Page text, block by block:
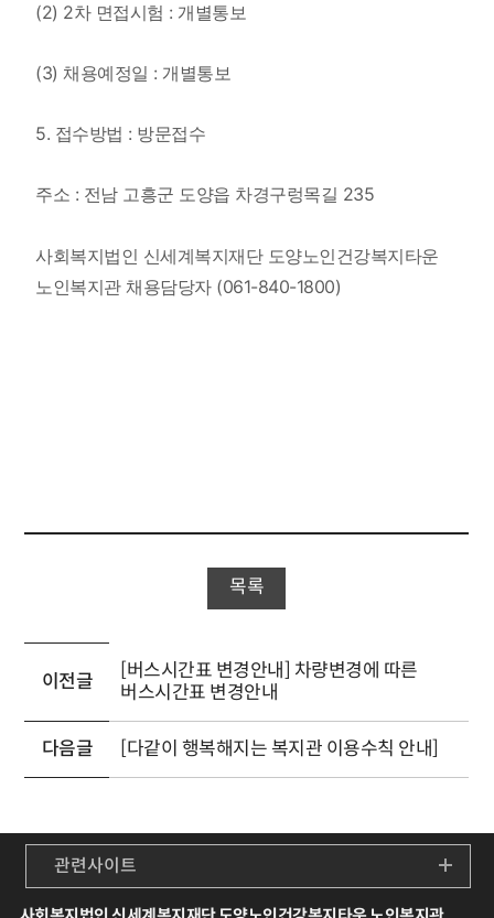
​(2) 2차 면접시험 : 개별통보
​(3) 채용예정일 : 개별통보
​5. 접수방법 : 방문접수
주소 : 전남 고흥군 도양읍 차경구렁목길 235
사회복지법인 신세계복지재단 도양노인건강복지타운
노인복지관 채용담당자 (061-840-1800)
목록
이전글
[버스시간표 변경안내] 차량변경에 따른
버스시간표 변경안내
다음글 [다같이 행복해지는 복지관 이용수칙 안내]
관련사이트